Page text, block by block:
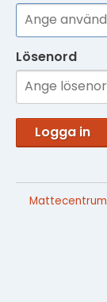
Lösenord
Logga in
Mattecentrum